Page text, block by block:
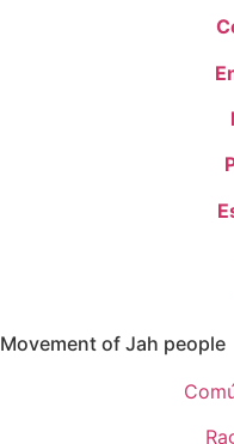
Movement of Jah people